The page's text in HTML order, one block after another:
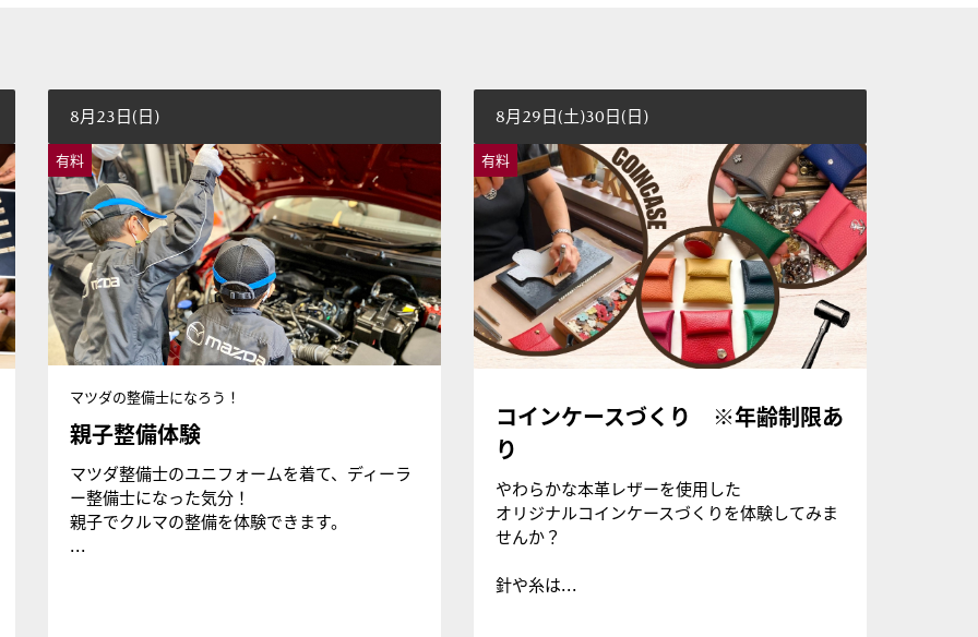
8月23日(日)
有料
マツダの整備士になろう！
親子整備体験
マツダ整備士のユニフォームを着て、ディーラ
ー整備士になった気分！
親子でクルマの整備を体験できます。
...
8月29日(土)30日(日)
有料
コインケースづくり ※年齢制限あ
り
やわらかな本革レザーを使用した
オリジナルコインケースづくりを体験してみま
せんか？
針や糸は...